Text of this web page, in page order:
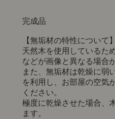
完成品
【無垢材の特性について】
天然木を使用しているた
などが画像と異なる場合
また、無垢材は乾燥に弱
を利用し、お部屋の空気
ください。
極度に乾燥させた場合、
ます。